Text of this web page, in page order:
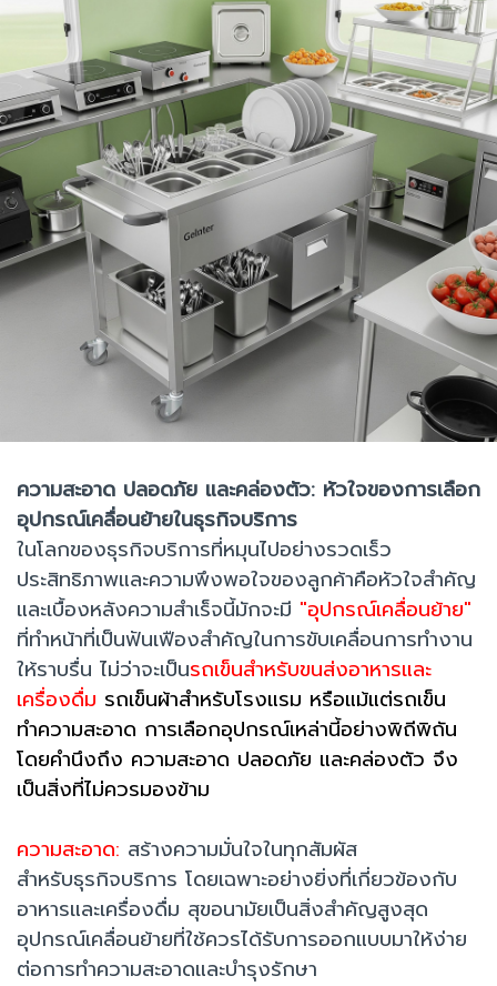
ความสะอาด ปลอดภัย และคล่องตัว: หัวใจของการเลือก
อุปกรณ์เคลื่อนย้ายในธุรกิจบริการ
ในโลกของธุรกิจบริการที่หมุนไปอย่างรวดเร็ว
ประสิทธิภาพและความพึงพอใจของลูกค้าคือหัวใจสำคัญ
และเบื้องหลังความสำเร็จนี้มักจะมี "อุปกรณ์เคลื่อนย้าย"
ที่ทำหน้าที่เป็นฟันเฟืองสำคัญในการขับเคลื่อนการทำงาน
ให้ราบรื่น ไม่ว่าจะเป็นรถเข็นสำหรับขนส่งอาหารและ
เครื่องดื่ม รถเข็นผ้าสำหรับโรงแรม หรือแม้แต่รถเข็น
ทำความสะอาด การเลือกอุปกรณ์เหล่านี้อย่างพิถีพิถัน
โดยคำนึงถึง ความสะอาด ปลอดภัย และคล่องตัว จึง
เป็นสิ่งที่ไม่ควรมองข้าม
ความสะอาด: สร้างความมั่นใจในทุกสัมผัส
สำหรับธุรกิจบริการ โดยเฉพาะอย่างยิ่งที่เกี่ยวข้องกับ
อาหารและเครื่องดื่ม สุขอนามัยเป็นสิ่งสำคัญสูงสุด
อุปกรณ์เคลื่อนย้ายที่ใช้ควรได้รับการออกแบบมาให้ง่าย
ต่อการทำความสะอาดและบำรุงรักษา